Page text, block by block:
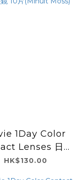
1Day Color
Lenses 日本
每日即棄有色隱
HK$130.00